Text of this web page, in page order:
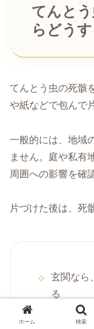
てんと
らどうす
てんとう虫の死骸
や紙などで包んで
一般的には、地域
ません。庭や私有
周囲への影響を確
片づけた後は、死
玄関なら
る
窓際な
ホーム 検索